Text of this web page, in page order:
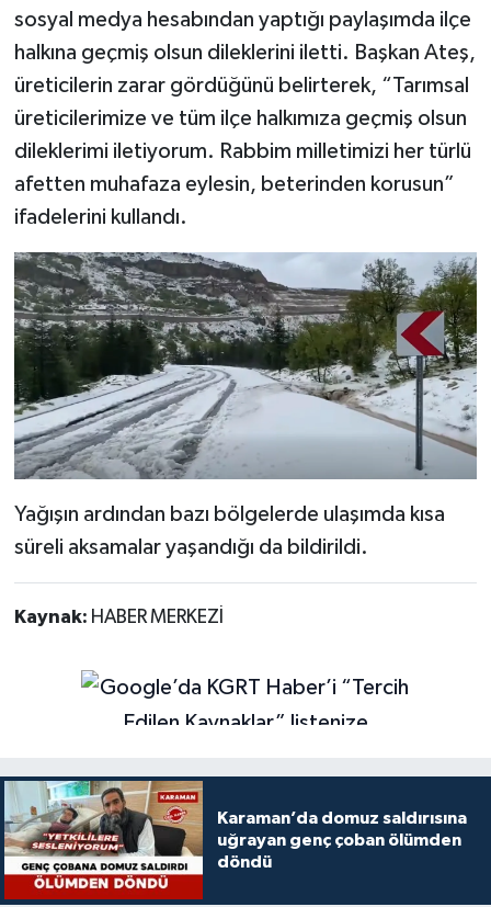
sosyal medya hesabından yaptığı paylaşımda ilçe
halkına geçmiş olsun dileklerini iletti. Başkan Ateş,
üreticilerin zarar gördüğünü belirterek, “Tarımsal
üreticilerimize ve tüm ilçe halkımıza geçmiş olsun
dileklerimi iletiyorum. Rabbim milletimizi her türlü
afetten muhafaza eylesin, beterinden korusun”
ifadelerini kullandı.
Yağışın ardından bazı bölgelerde ulaşımda kısa
süreli aksamalar yaşandığı da bildirildi.
Kaynak: HABER MERKEZİ
Karaman’da domuz saldırısına
uğrayan genç çoban ölümden
döndü